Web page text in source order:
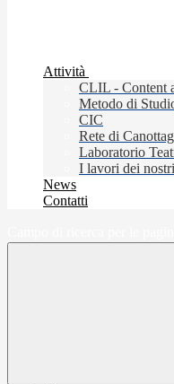
Attività
CLIL - Content
Metodo di
CIC
Rete di
Laboratorio
I lavori dei
News
Contatti